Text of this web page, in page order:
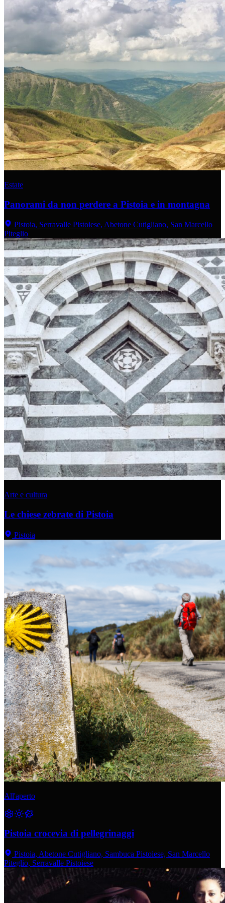
Estate
Panorami da non perdere a Pistoia e in montagna
Pistoia, Serravalle Pistoiese, Abetone Cutigliano, San Marcello
Piteglio
Arte e cultura
Le chiese zebrate di Pistoia
Pistoia
All'aperto
Pistoia crocevia di pellegrinaggi
Pistoia, Abetone Cutigliano, Sambuca Pistoiese, San Marcello
Piteglio, Serravalle Pistoiese